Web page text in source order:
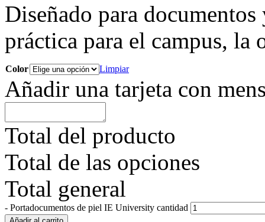
Diseñado para
práctica para el campus,
Color Limpiar
Añadir una tarjeta con
Total del producto
Total de las opciones
Total general
- Portadocumentos de piel IE University cantidad